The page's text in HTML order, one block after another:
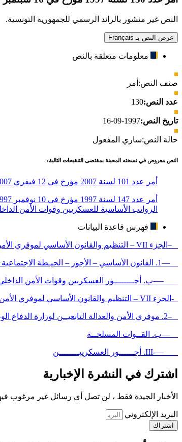
النص غير منشور بالرائد الرسمي للجمهورية التونسية.
عرض النص بـ Français
معلومات متعلقة بالنص
صنف النص: أمر
عدد النص:130
تاريخ النص:1997-09-16
حالة النص:ساري المفعول
النص معروض في نسخته المحينة بمقتضى التنقيحات التالية:
أمر عدد 101 لسنة 2007 مؤرخ في 12 فيفري 2007 يتعلق بتنقيح الأمر عدد 130 لسنة 1997 المؤرخ في 16 سبتمبر 1997 المتعلق بتحديد الرواتب الأساسية للقوات العسكرية وقوات الأمن الداخلي
الرواتب الأساسية للعسكريين وقوات الأمن
فهرس قاعدة البيانات
–الجزء VII – التنظيم والقانون الأساسي لموفري الأمن والعدالة
—1. القانون الأساسي – الأجور – الحيـطة الاجتماعية لأعوان الدولة
—-ب. أجــــــــور العسكريين وقوات الأمن
-الجزء VII – التنظيم والقانون الأساسي لموفري الأمن والعدالة
–2. موفري الأمن والعدالة التابعيــن لوزارة الدفاع الوطني
—ب. القــوات المسلحــة
—-III. أجــــــور العسكرييــــــــن
اشترك في النشرة الإخبارية
الأخبار الجيدة فقط ، لن تصل أي رسائل غير مرغوب
البريد الإلكتروني
اشتراك